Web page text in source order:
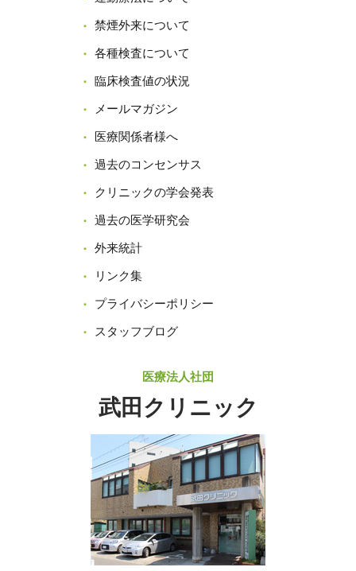
禁煙外来について
各種検査について
臨床検査値の状況
メールマガジン
医療関係者様へ
過去のコンセンサス
クリニックの学会発表
過去の医学研究会
外来統計
リンク集
プライバシーポリシー
スタッフブログ
医療法人社団
武田クリニック